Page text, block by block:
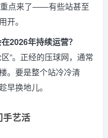
重点来了——有些站甚至
开。
2026年持续运营？
”。正经的压球网，通常
。要是整个站冷冷清
早换地儿。
手艺活